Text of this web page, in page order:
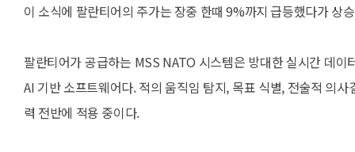
이 소식에 팔란티어의 주가는 장중 한때 9%까지 급등했다가 상
팔란티어가 공급하는 MSS NATO 시스템은 방대한 실시간 데
AI 기반 소프트웨어다. 적의 움직임 탐지, 목표 식별, 전술적 의
력 전반에 적용 중이다.